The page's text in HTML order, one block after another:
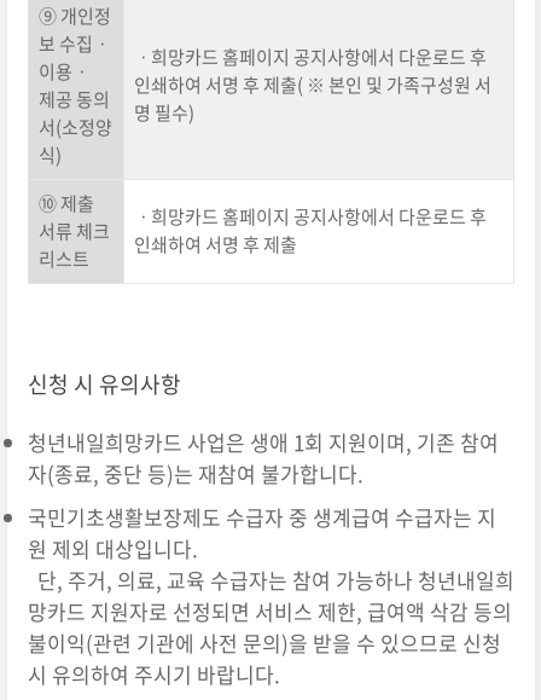
⑨ 개인정
보 수집ㆍ
이용ㆍ
제공 동의
서(소정양
식)
ㆍ희망카드 홈페이지 공지사항에서 다운로드 후
인쇄하여 서명 후 제출( ※ 본인 및 가족구성원 서
명 필수)
⑩ 제출
서류 체크
리스트
ㆍ희망카드 홈페이지 공지사항에서 다운로드 후
인쇄하여 서명 후 제출
신청 시 유의사항
청년내일희망카드 사업은 생애 1회 지원이며, 기존 참여
자(종료, 중단 등)는 재참여 불가합니다.
국민기초생활보장제도 수급자 중 생계급여 수급자는 지
원 제외 대상입니다.
단, 주거, 의료, 교육 수급자는 참여 가능하나 청년내일희
망카드 지원자로 선정되면 서비스 제한, 급여액 삭감 등의
불이익(관련 기관에 사전 문의)을 받을 수 있으므로 신청
시 유의하여 주시기 바랍니다.